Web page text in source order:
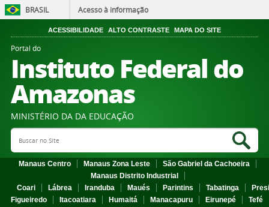
BRASIL Acesso à informação
ACESSIBILIDADE ALTO CONTRASTE MAPA DO SITE
Portal do
Instituto Federal do
Amazonas
MINISTÉRIO DA DA EDUCAÇÃO
Search Site
Manaus Centro Manaus Zona Leste
São Gabriel da Cachoeira
Manaus Distrito Industrial
Coari
Lábrea Iranduba Maués Parintins Tabatinga
Figueiredo
Itacoatiara Humaitá Manacapuru Eirunepé
Tefé